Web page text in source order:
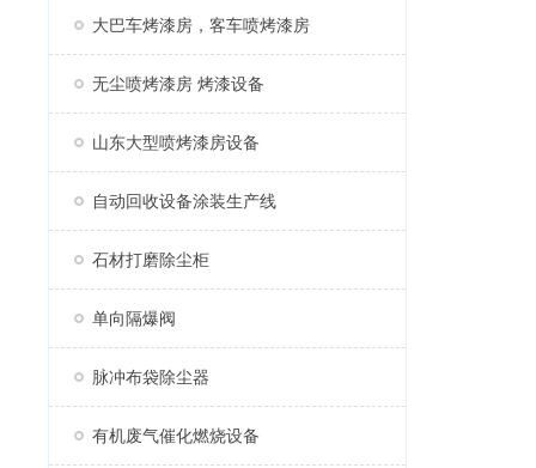
大巴车烤漆房，客车喷烤漆房
无尘喷烤漆房 烤漆设备
山东大型喷烤漆房设备
自动回收设备涂装生产线
石材打磨除尘柜
单向隔爆阀
脉冲布袋除尘器
有机废气催化燃烧设备